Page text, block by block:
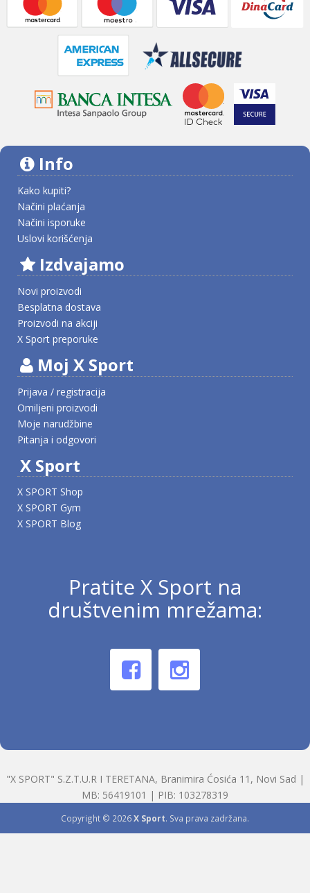
Info
Kako kupiti?
Načini plaćanja
Načini isporuke
Uslovi korišćenja
Izdvajamo
Novi proizvodi
Besplatna dostava
Proizvodi na akciji
X Sport preporuke
Moj X Sport
Prijava / registracija
Omiljeni proizvodi
Moje narudžbine
Pitanja i odgovori
X Sport
X SPORT Shop
X SPORT Gym
X SPORT Blog
Pratite X Sport na
društvenim mrežama:
"X SPORT" S.Z.T.U.R I TERETANA, Branimira Ćosića 11, Novi Sad |
MB: 56419101 | PIB: 103278319
Copyright © 2026X Sport. Sva prava zadržana.